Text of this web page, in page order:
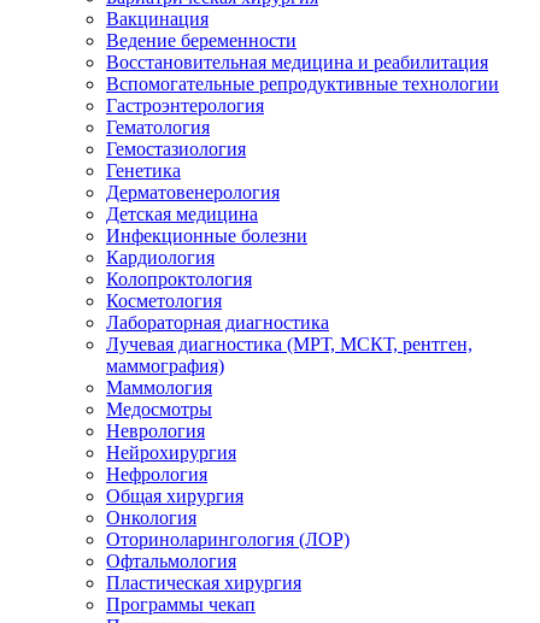
Вакцинация
Ведение беременности
Восстановительная медицина и реабилитация
Вспомогательные репродуктивные технологии
Гастроэнтерология
Гематология
Гемостазиология
Генетика
Дерматовенерология
Детская медицина
Инфекционные болезни
Кардиология
Колопроктология
Косметология
Лабораторная диагностика
Лучевая диагностика (МРТ, МСКТ, рентген,
маммография)
Маммология
Медосмотры
Неврология
Нейрохирургия
Нефрология
Общая хирургия
Онкология
Оториноларингология (ЛОР)
Офтальмология
Пластическая хирургия
Программы чекап